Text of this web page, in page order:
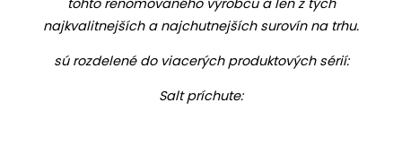
tohto renomovaného výrobcu a len z tých
najkvalitnejších a najchutnejších surovín na trhu.
sú rozdelené do viacerých produktových sérií:
Salt príchute: